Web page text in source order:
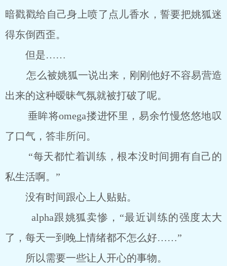
暗戳戳给自己身上喷了点儿香水，誓要把姚狐迷
得东倒西歪。
但是……
怎么被姚狐一说出来，刚刚他好不容易营造
出来的这种暧昧气氛就被打破了呢。
垂眸将omega搂进怀里，易余竹慢悠悠地叹
了口气，答非所问。
“每天都忙着训练，根本没时间拥有自己的
私生活啊。”
没有时间跟心上人贴贴。
alpha跟姚狐卖惨，“最近训练的强度太大
了，每天一到晚上情绪都不怎么好……”
所以需要一些让人开心的事物。